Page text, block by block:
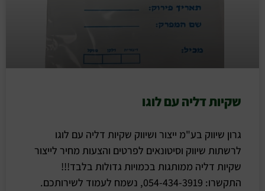
שקיות דליה עם לוגו
גרון שיווק בע"מ ייצור ושיווק שקיות דליה עם לוגו
לרשתות שיווק וסיטונאים לפרטים והצעות מחיר לייצור
שקיות דליה ממותגות בכמויות גדולות בלבד!!!
התקשרו: 054-434-3919, נשמח לעמוד לשירותכם.